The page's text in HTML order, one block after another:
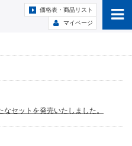
価格表・商品リスト
マイページ
セットを発売いたしました。